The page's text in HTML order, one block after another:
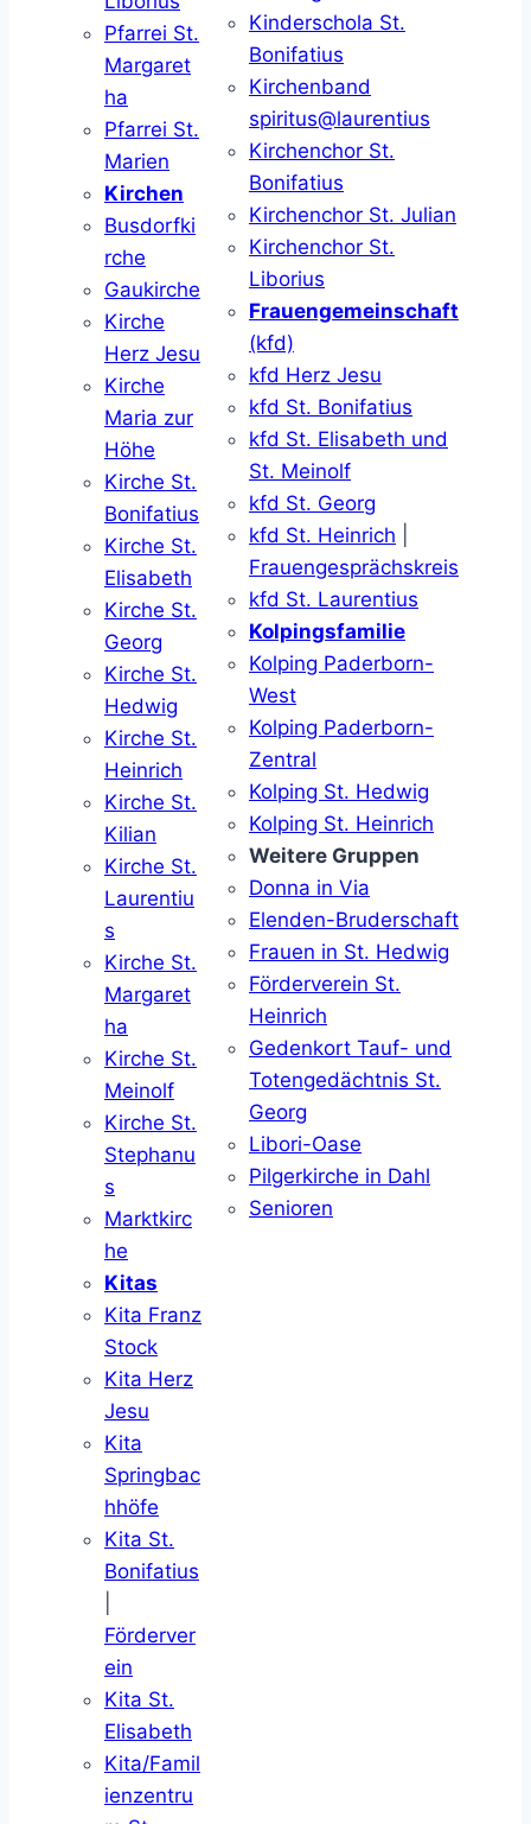
Pfarrei St.
Margaret
ha
Pfarrei St.
Marien
Kirchen
Busdorfki
rche
Gaukirche
Kirche
Herz Jesu
Kirche
Maria zur
Höhe
Kirche St.
Bonifatius
Kirche St.
Elisabeth
Kirche St.
Georg
Kirche St.
Hedwig
Kirche St.
Heinrich
Kirche St.
Kilian
Kirche St.
Laurentiu
s
Kirche St.
Margaret
ha
Kirche St.
Meinolf
Kirche St.
Stephanu
s
Marktkirc
he
Kitas
Kita Franz
Stock
Kita Herz
Jesu
Kita
Springbac
hhöfe
Kita St.
Bonifatius
Förderver
ein
Kita St.
Elisabeth
Kita/Famil
ienzentru
Kinderschola St.
Bonifatius
Kirchenband
spiritus@laurentius
Kirchenchor St.
Bonifatius
Kirchenchor St. Julian
Kirchenchor St.
Liborius
Frauengemeinschaft
(kfd)
kfd Herz Jesu
kfd St. Bonifatius
kfd St. Elisabeth und
St. Meinolf
kfd St. Georg
kfd St. Heinrich
Frauengesprächskreis
kfd St. Laurentius
Kolpingsfamilie
Kolping Paderborn-
West
Kolping Paderborn-
Zentral
Kolping St. Hedwig
Kolping St. Heinrich
Weitere Gruppen
Donna in Via
Elenden-Bruderschaft
Frauen in St. Hedwig
Förderverein St.
Heinrich
Gedenkort Tauf- und
Totengedächtnis St.
Georg
Libori-Oase
Pilgerkirche in Dahl
Senioren